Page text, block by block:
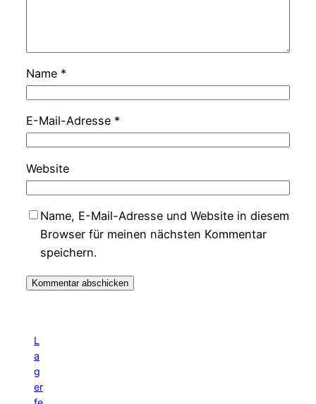
Name *
E-Mail-Adresse *
Website
Name, E-Mail-Adresse und Website in diesem
Browser für meinen nächsten Kommentar
speichern.
L
a
g
er